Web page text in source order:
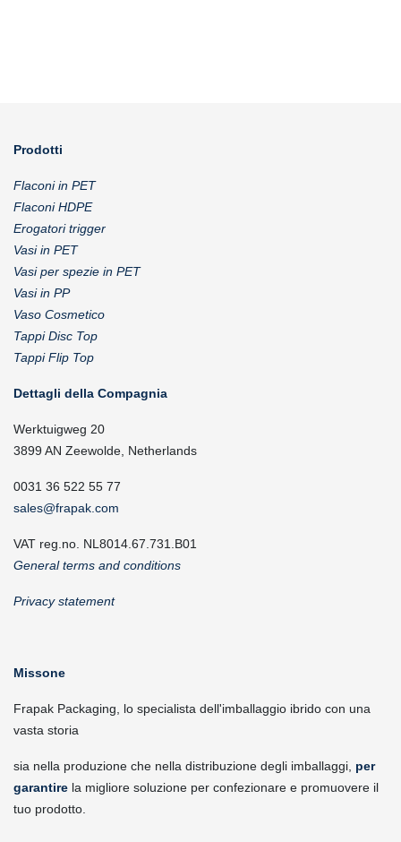
Prodotti
Flaconi in PET
Flaconi HDPE
Erogatori trigger
Vasi in PET
Vasi per spezie in PET
Vasi in PP
Vaso Cosmetico
Tappi Disc Top
Tappi Flip Top
Dettagli della Compagnia
Werktuigweg 20
3899 AN Zeewolde, Netherlands
0031 36 522 55 77
sales@frapak.com
VAT reg.no. NL8014.67.731.B01
General terms and conditions
Privacy statement
Missone
Frapak Packaging, lo specialista dell'imballaggio ibrido con una
vasta storia
sia nella produzione che nella distribuzione degli imballaggi, per
garantire la migliore soluzione per confezionare e promuovere il
tuo prodotto.